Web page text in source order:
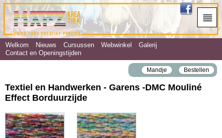
Welkom Nieuws Cursussen Webwinkel
Galerij
Contact en Openingstijden
Mandje Bestellen
Textiel en Handwerken - Garens ‐DMC Mouliné
Effect Borduurzijde